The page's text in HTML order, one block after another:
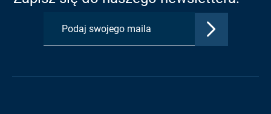
Urzędu
Profil
Urzędu
karcie:
Kanał